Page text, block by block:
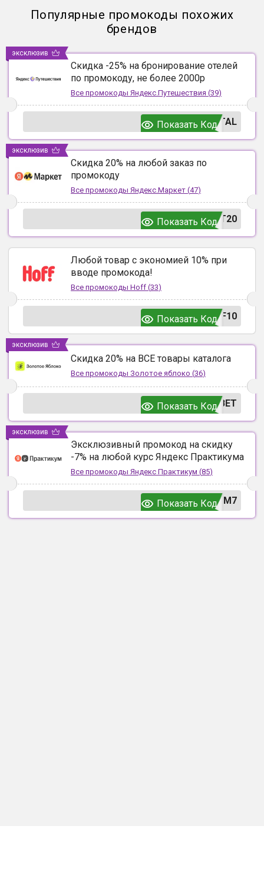
Популярные промокоды похожих
брендов
Скидка -25% на бронирование отелей
по промокоду, не более 2000р
Все промокоды Яндекс.Путешествия (39)
TAL
Показать Код
эксклюзив
Скидка 20% на любой заказ по
промокоду
Все промокоды Яндекс.Маркет (47)
T20
Показать Код
эксклюзив
Любой товар с экономией 10% при
вводе промокода!
Все промокоды Hoff (33)
F10
Показать Код
Скидка 20% на ВСЕ товары каталога
Все промокоды Золотое яблоко (36)
ВЕТ
Показать Код
эксклюзив
Эксклюзивный промокод на скидку
-7% на любой курс Яндекс Практикума
Все промокоды Яндекс Практикум (85)
UM7
Показать Код
эксклюзив